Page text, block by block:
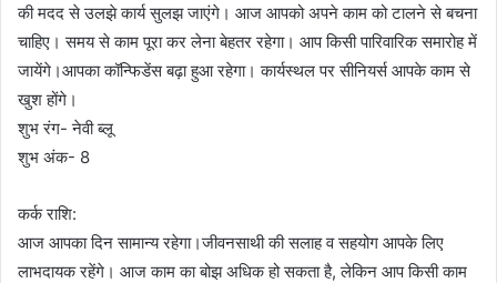
की मदद से उलझे कार्य सुलझ जाएंगे। आज आपको अपने काम को टालने से बचना
चाहिए। समय से काम पूरा कर लेना बेहतर रहेगा। आप किसी पारिवारिक समारोह में
जायेंगे।आपका कॉन्फिडेंस बढ़ा हुआ रहेगा। कार्यस्थल पर सीनियर्स आपके काम से
खुश होंगे।
शुभ रंग- नेवी ब्लू
शुभ अंक- 8
कर्क राशि:
आज आपका दिन सामान्य रहेगा।जीवनसाथी की सलाह व सहयोग आपके लिए
लाभदायक रहेंगे। आज काम का बोझ अधिक हो सकता है, लेकिन आप किसी काम